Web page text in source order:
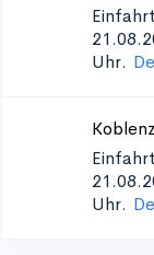
Uhr.
Koblenz
Uhr.